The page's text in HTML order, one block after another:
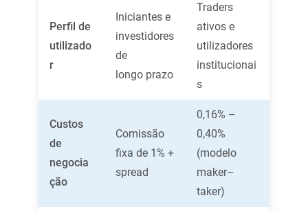
Perfil de
utilizado
r
Iniciantes e
investidores
de
longo prazo
Traders
ativos e
utilizadores
institucionai
s
Custos
de
negocia
ção
Comissão
fixa de 1% +
spread
0,16% –
0,40%
(modelo
maker–
taker)